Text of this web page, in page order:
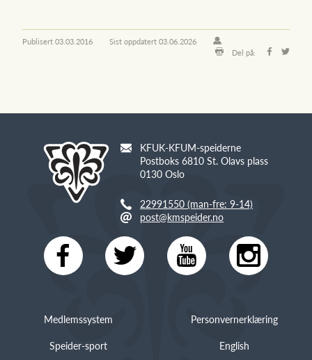
Publisert03.03.2016 Sist oppdatert03.06.2026
Del på:
KFUK-KFUM-speiderne
Postboks 6810 St. Olavs plass
0130 Oslo
22991550 (man-fre: 9-14)
post@kmspeider.no
Medlemssystem
Speider-sport
Personvernerklæring
English